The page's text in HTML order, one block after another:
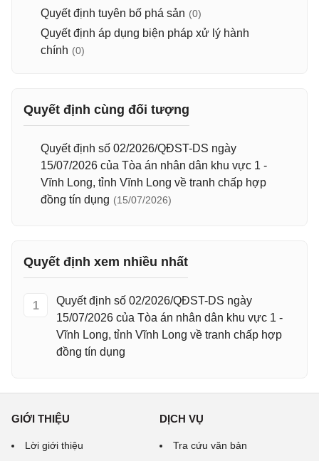
Quyết định tuyên bố phá sản (0)
Quyết định áp dụng biện pháp xử lý hành
chính (0)
Quyết định cùng đối tượng
Quyết định số 02/2026/QĐST-DS ngày
15/07/2026 của Tòa án nhân dân khu vực 1 -
Vĩnh Long, tỉnh Vĩnh Long về tranh chấp hợp
đồng tín dụng (15/07/2026)
Quyết định xem nhiều nhất
1
Quyết định số 02/2026/QĐST-DS ngày
15/07/2026 của Tòa án nhân dân khu vực 1 -
Vĩnh Long, tỉnh Vĩnh Long về tranh chấp hợp
đồng tín dụng
GIỚI THIỆU
Lời giới thiệu
DỊCH VỤ
Tra cứu văn bản